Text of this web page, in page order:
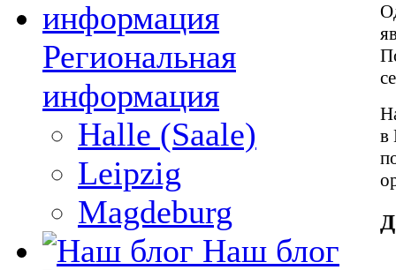
Региональная
информация
Halle (Saale)
Leipzig
Magdeburg
Наш блог
в